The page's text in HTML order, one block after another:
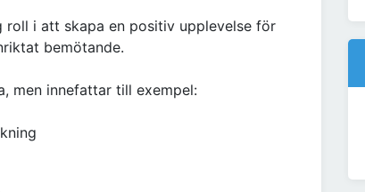
i att skapa en positiv upplevelse för
bemötande.
men innefattar till exempel: